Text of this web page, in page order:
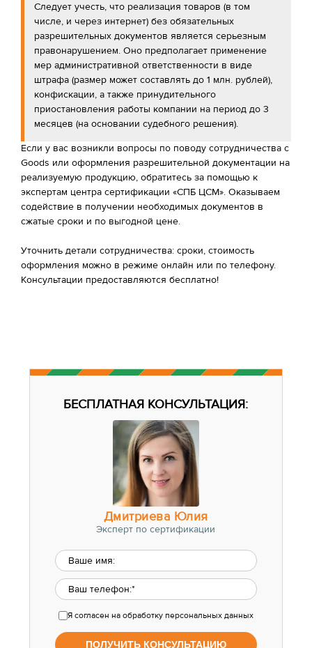
Следует учесть, что реализация товаров (в том
числе, и через интернет) без обязательных
разрешительных документов является серьезным
правонарушением. Оно предполагает применение
мер административной ответственности в виде
штрафа (размер может составлять до 1 млн. рублей),
конфискации, а также принудительного
приостановления работы компании на период до 3
месяцев (на основании судебного решения).
Если у вас возникли вопросы по поводу сотрудничества с
Goods или оформления разрешительной документации на
реализуемую продукцию, обратитесь за помощью к
экспертам центра сертификации «СПБ ЦСМ». Оказываем
содействие в получении необходимых документов в
сжатые сроки и по выгодной цене.
Уточнить детали сотрудничества: сроки, стоимость
оформления можно в режиме онлайн или по телефону.
Консультации предоставляются бесплатно!
БЕСПЛАТНАЯ КОНСУЛЬТАЦИЯ:
Дмитриева Юлия
Эксперт по сертификации
Я согласен на обработку персональных данных